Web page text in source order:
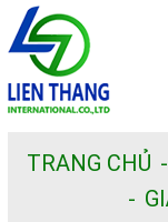
TRANG CHỦ